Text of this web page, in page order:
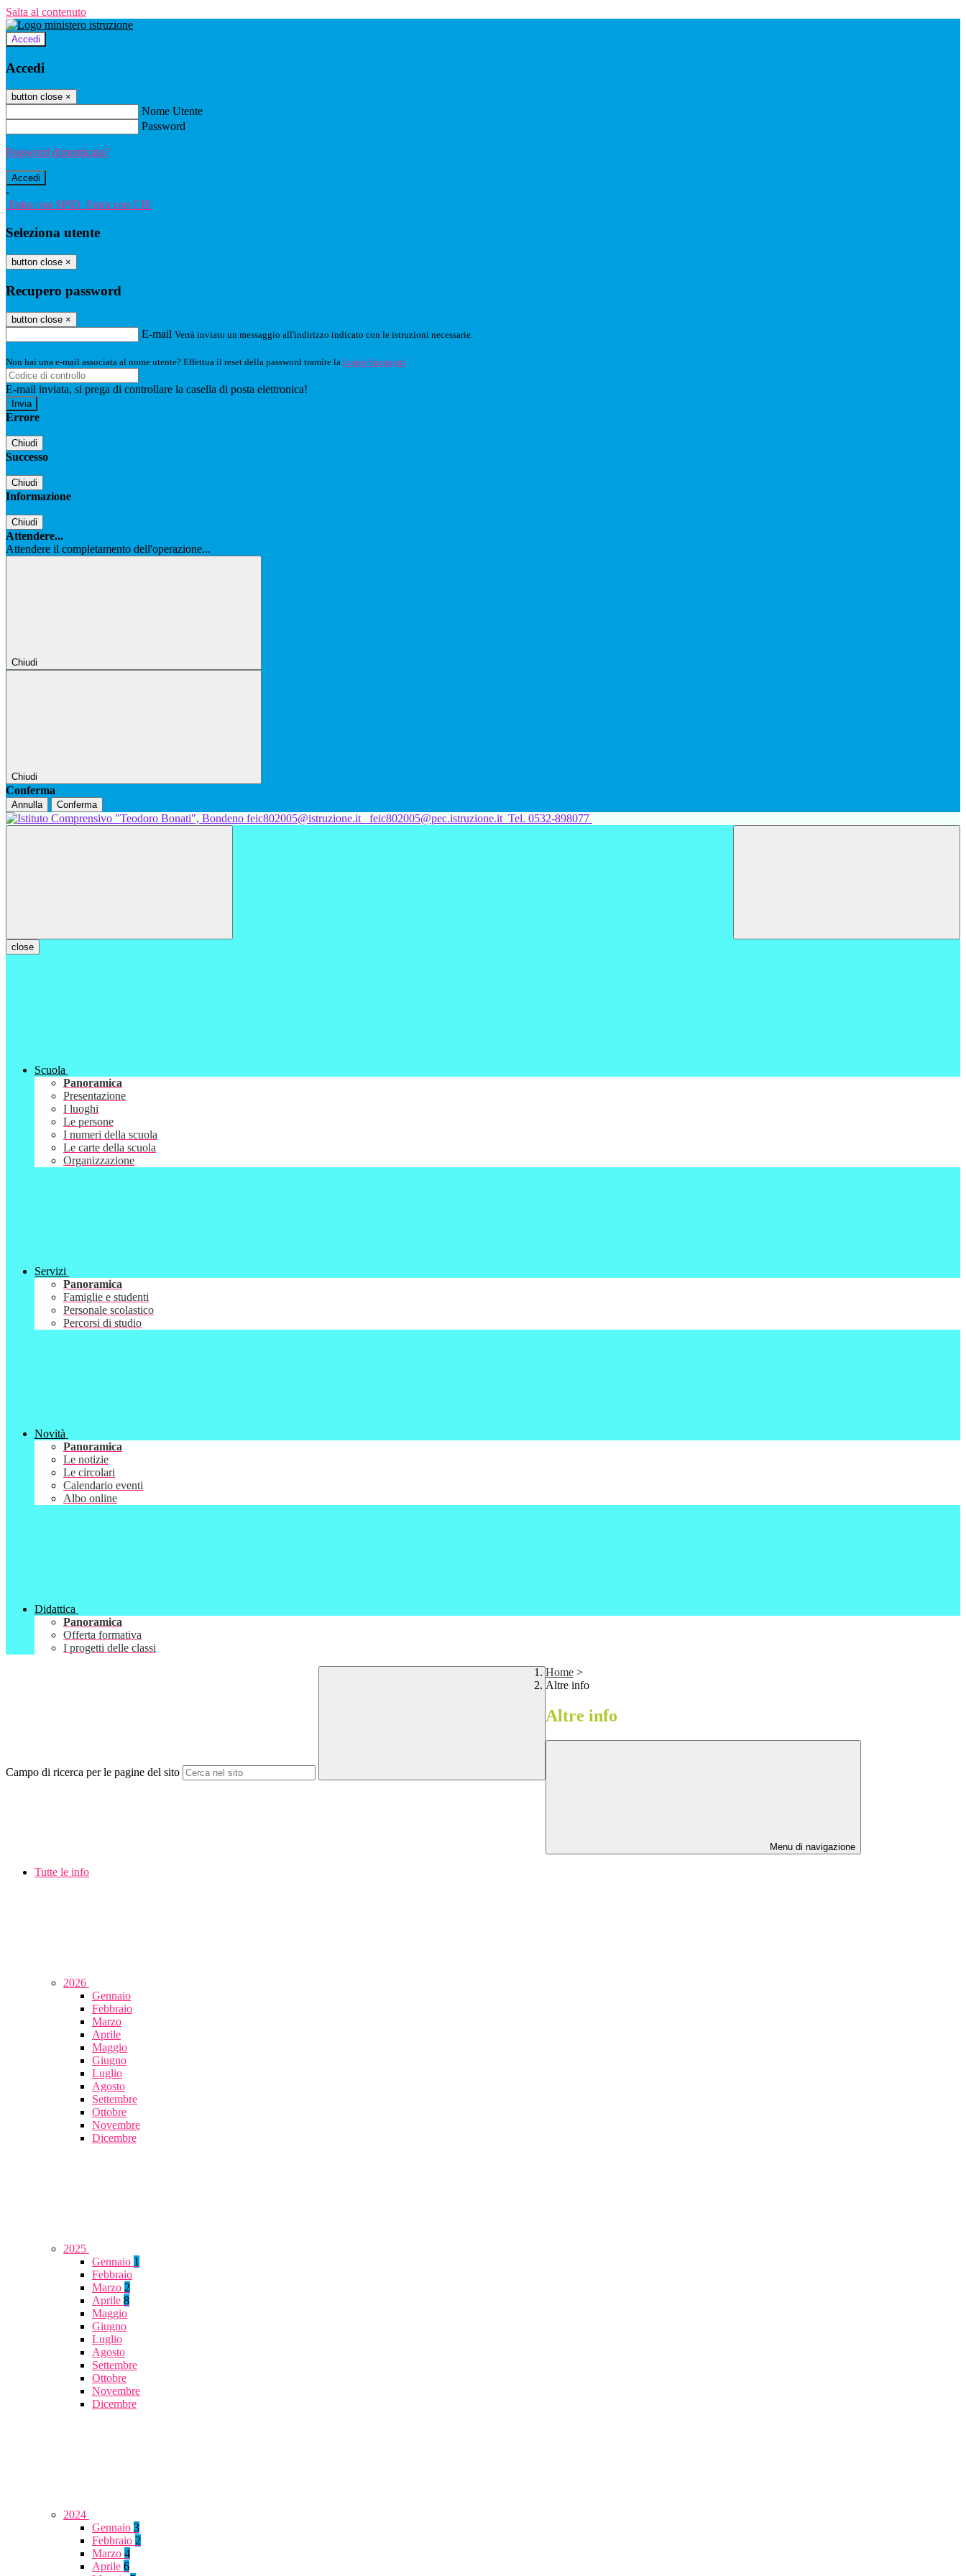
Salta al contenuto
Accedi
Accedi
button close ×
Nome Utente
Password
Password dimenticata?
-
Entra con SPID Entra con CIE
Seleziona utente
button close ×
Recupero password
button close ×
E-mail Verrà inviato un messaggio all'indirizzo indicato con le istruzioni necessarie.
Non hai una e-mail associata al nome utente? Effettua il reset della password tramite la Login Spaggiari
E-mail inviata, si prega di controllare la casella di posta elettronica!
Errore
Chiudi
Successo
Chiudi
Informazione
Chiudi
Attendere...
Attendere il completamento dell'operazione...
Chiudi
Chiudi
Conferma
Annulla Conferma
feic802005@istruzione.it feic802005@pec.istruzione.it Tel. 0532-898077
close
Scuola
Panoramica
Presentazione
I luoghi
Le persone
I numeri della scuola
Le carte della scuola
Organizzazione
Servizi
Panoramica
Famiglie e studenti
Personale scolastico
Percorsi di studio
Novità
Panoramica
Le notizie
Le circolari
Calendario eventi
Albo online
Didattica
Panoramica
Offerta formativa
I progetti delle classi
Campo di ricerca per le pagine del sito
Home >
Altre info
Altre info
Menu di navigazione
Tutte le info
2026
Gennaio
Febbraio
Marzo
Aprile
Maggio
Giugno
Luglio
Agosto
Settembre
Ottobre
Novembre
Dicembre
2025
Gennaio 1
Febbraio
Marzo 2
Aprile 8
Maggio
Giugno
Luglio
Agosto
Settembre
Ottobre
Novembre
Dicembre
2024
Gennaio 3
Febbraio 2
Marzo 4
Aprile 6